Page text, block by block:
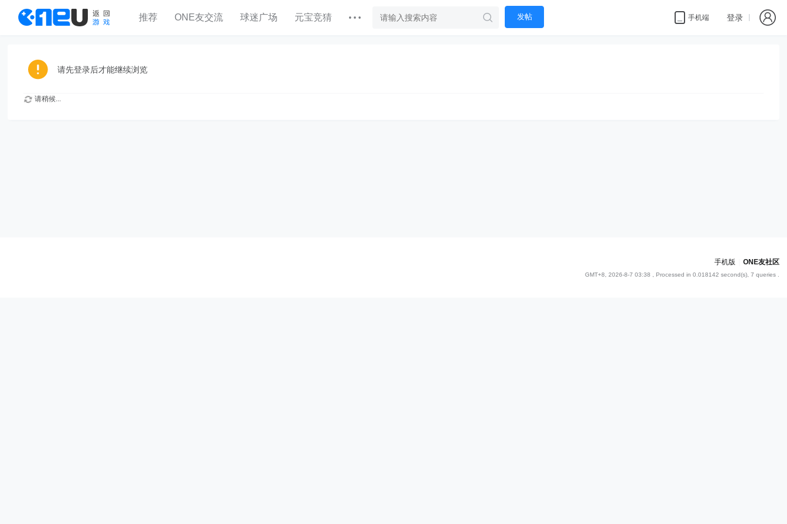
推荐 ONE友交流 球迷广场 元宝竞猜 发帖 手机端 登录
请先登录后才能继续浏览
请稍候...
手机版 ONE友社区
GMT+8, 2026-8-7 03:38 , Processed in 0.018142 second(s), 7 queries .